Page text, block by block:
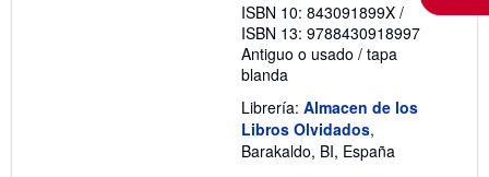
ISBN 10: 843091899X /
ISBN 13: 9788430918997
Antiguo o usado / tapa
blanda
Librería: Almacen de los
Libros Olvidados,
Barakaldo, BI, España